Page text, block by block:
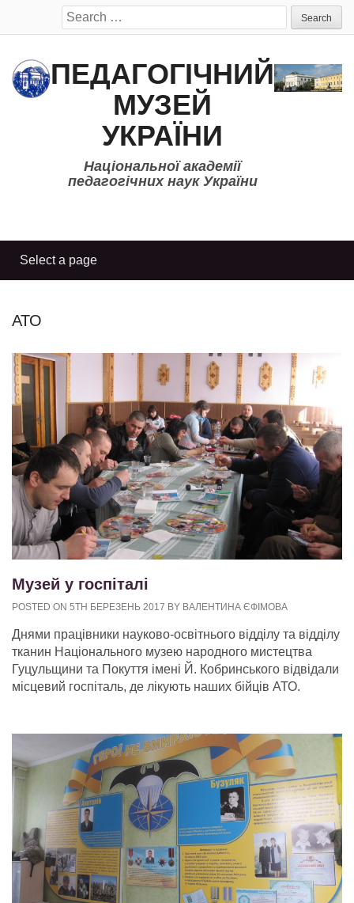
Search
for:
ПЕДАГОГІЧНИЙ
МУЗЕЙ
УКРАЇНИ
Національної академії
педагогічних наук України
АТО
Музей у госпіталі
POSTED ON 5TH БЕРЕЗЕНЬ 2017 BY ВАЛЕНТИНА ЄФІМОВА
Днями працівники науково-освітнього відділу та відділу
тканин Національного музею народного мистецтва
Гуцульщини та Покуття імені Й. Кобринського відвідали
місцевий госпіталь, де лікують наших бійців АТО.